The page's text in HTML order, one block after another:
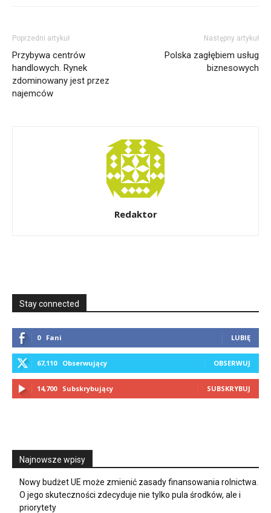
Poprzedni artykuł
Przybywa centrów
handlowych. Rynek
zdominowany jest przez
najemców
Następny artykuł
Polska zagłębiem usług
biznesowych
Redaktor
Stay connected
0 Fani LUBIĘ
67,110 Obserwujący OBSERWUJ
14,700 Subskrybujący SUBSKRYBUJ
Najnowsze wpisy
Nowy budżet UE może zmienić zasady finansowania rolnictwa.
O jego skuteczności zdecyduje nie tylko pula środków, ale i
priorytety